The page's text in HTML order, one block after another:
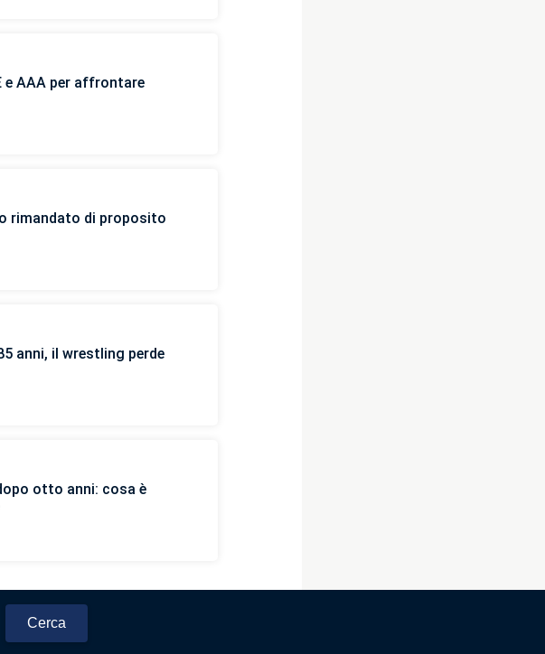
e AAA per affrontare
rimandato di proposito
anni, il wrestling perde
otto anni: cosa è